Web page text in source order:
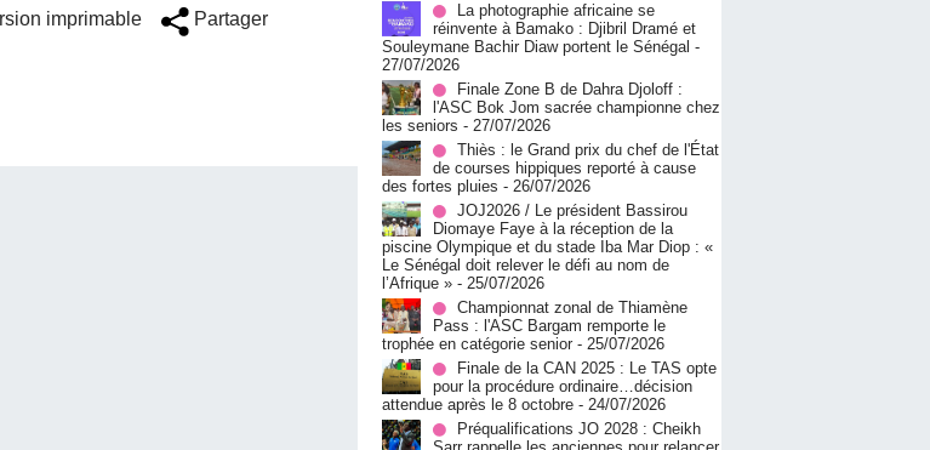
imprimable Partager
La photographie africaine se
réinvente à Bamako : Djibril Dramé et
Souleymane Bachir Diaw portent le Sénégal -
27/07/2026
Finale Zone B de Dahra Djoloff :
l'ASC Bok Jom sacrée championne chez
les seniors - 27/07/2026
Thiès : le Grand prix du chef de l'État
de courses hippiques reporté à cause
des fortes pluies - 26/07/2026
JOJ2026 / Le président Bassirou
Diomaye Faye à la réception de la
piscine Olympique et du stade Iba Mar Diop : «
Le Sénégal doit relever le défi au nom de
l’Afrique » - 25/07/2026
Championnat zonal de Thiamène
Pass : l'ASC Bargam remporte le
trophée en catégorie senior - 25/07/2026
Finale de la CAN 2025 : Le TAS opte
pour la procédure ordinaire…décision
attendue après le 8 octobre - 24/07/2026
Préqualifications JO 2028 : Cheikh